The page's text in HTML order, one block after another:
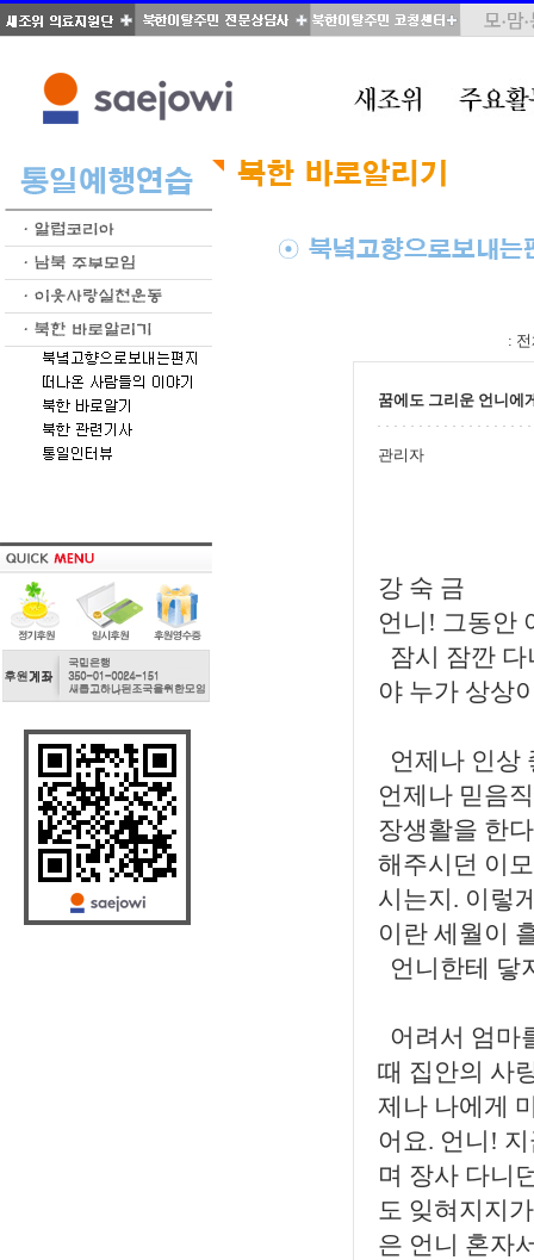
:
꿈에도 그리운 언니에
관리자
강 숙 금
언니! 그동안
잠시 잠깐
야 누가 상상
언제나 인상
언제나 믿음
장생활을 한
해주시던 이
시는지. 이렇
이란 세월이
언니한테 닿
어려서 엄마
때 집안의 사
제나 나에게
어요. 언니!
며 장사 다니
도 잊혀지지
은 언니 혼자